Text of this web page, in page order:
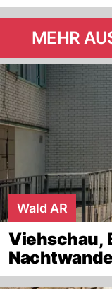
MEHR
Wald AR
Viehschau,